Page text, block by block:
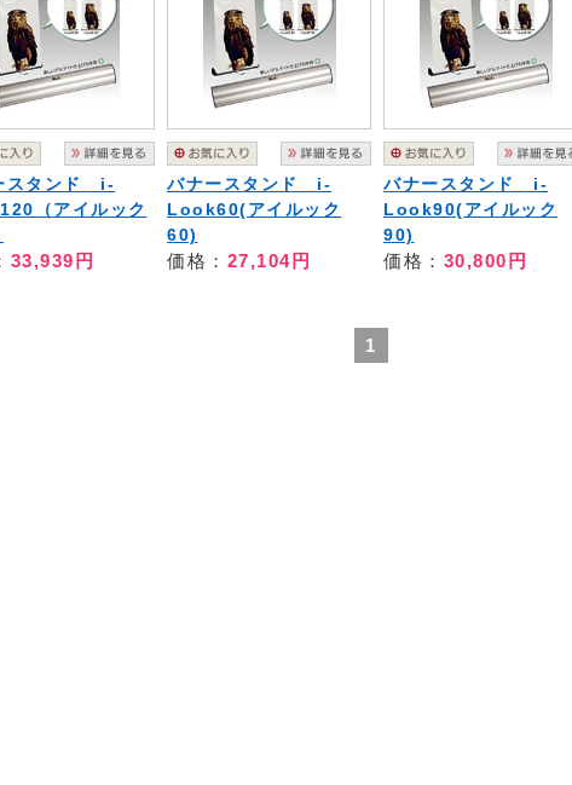
スタンド i-
（アイルック
33,939円
バナースタンド i-
Look60(アイルック
60)
価格： 27,104円
バナースタンド i-
Look90(アイルック
90)
価格： 30,800円
1